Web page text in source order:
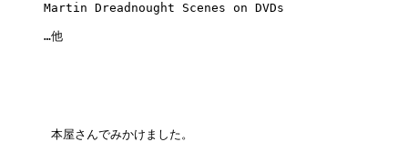
Martin Dreadnought Scenes on DVDs
…他
本屋さんでみかけました。